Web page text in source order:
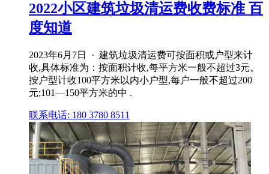
2022小区建筑垃圾清运费收费标准 百
度知道
2023年6月7日 · 建筑垃圾清运费可按面积或户型来计
收,具体标准为：按面积计收,每平方米一般不超过3元。
按户型计收100平方米以内小户型,每户一般不超过200
元;101—150平方米的中 .
联系电话: 180 3780 8511